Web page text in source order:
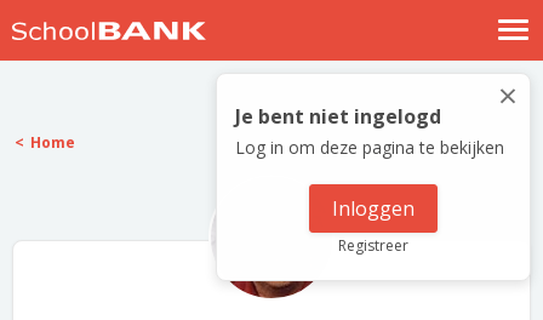
Nostalgische verhalen
Log in
Meld je gratis aan
×
Je bent niet ingelogd
Log in om deze pagina te bekijken
Inloggen
Registreer
Home